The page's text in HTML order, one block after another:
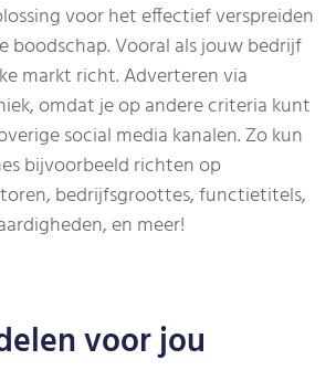
voor het effectief verspreiden
boodschap. Vooral als jouw bedrijf
markt richt. Adverteren via
omdat je op andere criteria kunt
social media kanalen. Zo kun
bijvoorbeeld richten op
bedrijfsgroottes, functietitels,
en meer!
voor jou